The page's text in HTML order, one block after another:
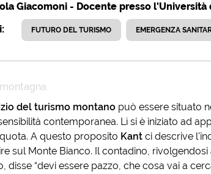
Giacomoni - Docente presso
FUTURO DEL TURISMO EMERGENZA
del turismo montanopuò essere situato
contemporanea. Lì si è iniziato ad
A questo proposito Kant ci descrive
sul Monte Bianco. Il contadino,
disse “devi essere pazzo, che cosa vai a